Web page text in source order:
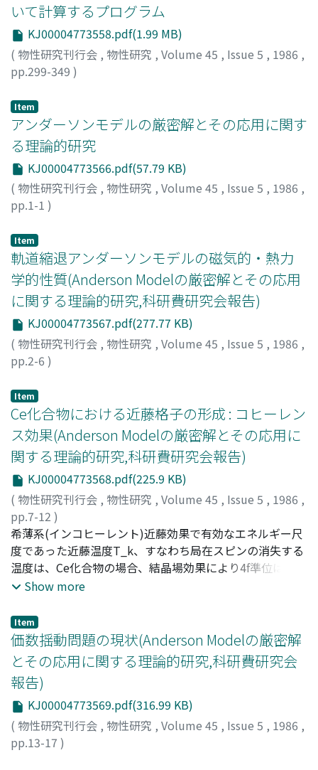
いて計算するプログラム
KJ00004773558.pdf(1.99 MB)
( 物性研究刊行会 , 物性研究 , Volume 45 , Issue 5 , 1986 ,
pp.299-349 )
Hidetoshi
Item
アンダーソンモデルの厳密解とその応用に関す
る理論的研究
KJ00004773566.pdf(57.79 KB)
( 物性研究刊行会 , 物性研究 , Volume 45 , Issue 5 , 1986 ,
pp.1-1 )
Item
軌道縮退アンダーソンモデルの磁気的・熱力
学的性質(Anderson Modelの厳密解とその応用
に関する理論的研究,科研費研究会報告)
KJ00004773567.pdf(277.77 KB)
( 物性研究刊行会 , 物性研究 , Volume 45 , Issue 5 , 1986 ,
pp.2-6 )
カミ, ノリオ
Item
Ce化合物における近藤格子の形成 : コヒーレン
ス効果(Anderson Modelの厳密解とその応用に
関する理論的研究,科研費研究会報告)
KJ00004773568.pdf(225.9 KB)
( 物性研究刊行会 , 物性研究 , Volume 45 , Issue 5 , 1986 ,
pp.7-12 )
大貫, 惇睦 ;小松原, 武美 ;Onuki, Yoshichika;
Komatsubara, Takemi ;オオヌキ, ヨシチカ;コマツバラ,
タケミ
希薄系(インコヒーレント)近藤効果で有効なエネルギー尺
度であった近藤温度T_k、すなわち局在スピンの消失する
温度は、Ce化合物の場合、結晶場効果により4f準位は分裂
しているのでT_kは温度とともに変化し、低温でスピンが
晶構造の周期性に伴うコヒーレンス効果によって新しい状
態に至るため、T_kはエネルギー尺度ではあるが物性を明
確に特徴付ける特性温度でなくなってしまう。新しいコヒ
ーレント状態が開始する特性温度をT_と呼ぶことにし、
コヒーレント状態における物性の現状を、最近我々が発見
したCeCu_6を中心にして報告する。
Show more
Item
価数揺動問題の現状(Anderson Modelの厳密解
とその応用に関する理論的研究,科研費研究会
報告)
KJ00004773569.pdf(316.99 KB)
( 物性研究刊行会 , 物性研究 , Volume 45 , Issue 5 , 1986 ,
pp.13-17 )